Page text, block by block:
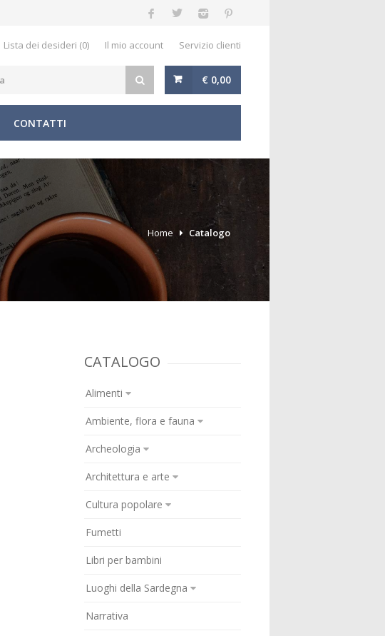
Lista dei desideri (0) Il mio account Servizio clienti
€ 0,00
CONTATTI
Home Catalogo
CATALOGO
Alimenti
Ambiente, flora e fauna
Archeologia
Architettura e arte
Cultura popolare
Fumetti
Libri per bambini
Luoghi della Sardegna
Narrativa